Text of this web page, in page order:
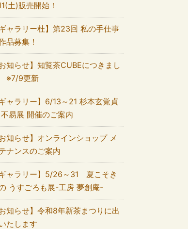
土)販売開始！
ギャラリー杜】第23回 私の手仕事
品募集！
お知らせ】知覧茶CUBEにつきまし
※7/9更新
ギャラリー】6/13～21 杉本玄覚貞
易展 開催のご案内
お知らせ】オンラインショップ メ
ナンスのご案内
ギャラリー】5/26～31 夏こそき
うすごろも展-工房 夢創庵-
お知らせ】令和8年新茶まつりに出
たします